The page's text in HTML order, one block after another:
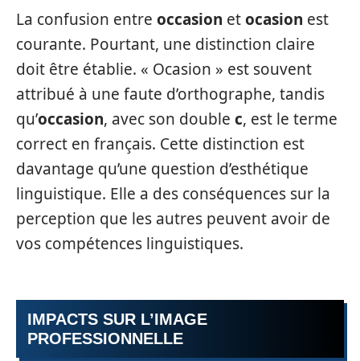
La confusion entre occasion etocasion est
courante. Pourtant, une distinction claire
doit être établie. « Ocasion » est souvent
attribué à une faute d’orthographe, tandis
qu’occasion, avec son double c, est le terme
correct en français. Cette distinction est
davantage qu’une question d’esthétique
linguistique. Elle a des conséquences sur la
perception que les autres peuvent avoir de
vos compétences linguistiques.
IMPACTS SUR L’IMAGE
PROFESSIONNELLE